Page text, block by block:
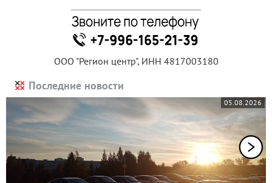
ООО "Регион центр", ИНН 4817003180
Последние новости
05.08.2026